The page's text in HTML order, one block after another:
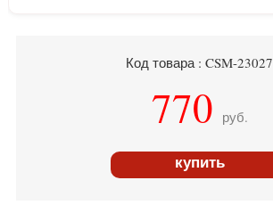
Код товара : CSM-23027
770 руб.
купить